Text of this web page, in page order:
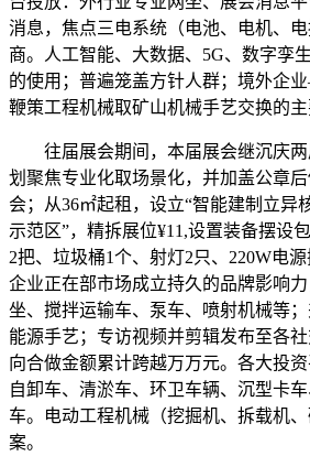
消息，焦点三电系统（电池、电机、
商。人工智能、大数据、5G、数字孪
的使用；普遍笼盖方针人群；境外企
鞭策工程机械取矿山机械手艺交换的主
往届展会期间，本届展会继沉庆两
划聚焦专业化取场景化，并加盖公章
会；从36㎡起租，设立“智能建制立异
示范区”，精拆展位¥11,设置装备摆设
2把、垃圾桶1个、射灯2只、220W电
企业正在部市场成立持久的品牌影响
坐、搅拌运输车、泵车、喷射机械等
能源手艺；专访视频并剪辑发布至各
向合做金额累计跨越万万元。各大投
自卸车、清淤车、环卫车辆、沉型卡
车。电动工程机械（挖掘机、拆载机
案。